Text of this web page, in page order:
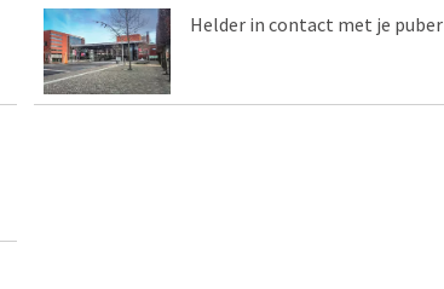
Helder in contact met je puber